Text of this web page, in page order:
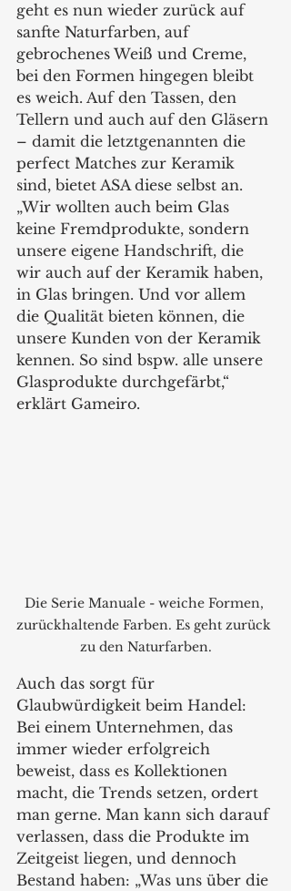
geht es nun wieder zurück auf
sanfte Naturfarben, auf
gebrochenes Weiß und Creme,
bei den Formen hingegen bleibt
es weich. Auf den Tassen, den
Tellern und auch auf den Gläsern
– damit die letztgenannten die
perfect Matches zur Keramik
sind, bietet ASA diese selbst an.
„Wir wollten auch beim Glas
keine Fremdprodukte, sondern
unsere eigene Handschrift, die
wir auch auf der Keramik haben,
in Glas bringen. Und vor allem
die Qualität bieten können, die
unsere Kunden von der Keramik
kennen. So sind bspw. alle unsere
Glasprodukte durchgefärbt,“
erklärt Gameiro.
Die Serie Manuale - weiche Formen,
zurückhaltende Farben. Es geht zurück
zu den Naturfarben.
Auch das sorgt für
Glaubwürdigkeit beim Handel:
Bei einem Unternehmen, das
immer wieder erfolgreich
beweist, dass es Kollektionen
macht, die Trends setzen, ordert
man gerne. Man kann sich darauf
verlassen, dass die Produkte im
Zeitgeist liegen, und dennoch
Bestand haben: „Was uns über die